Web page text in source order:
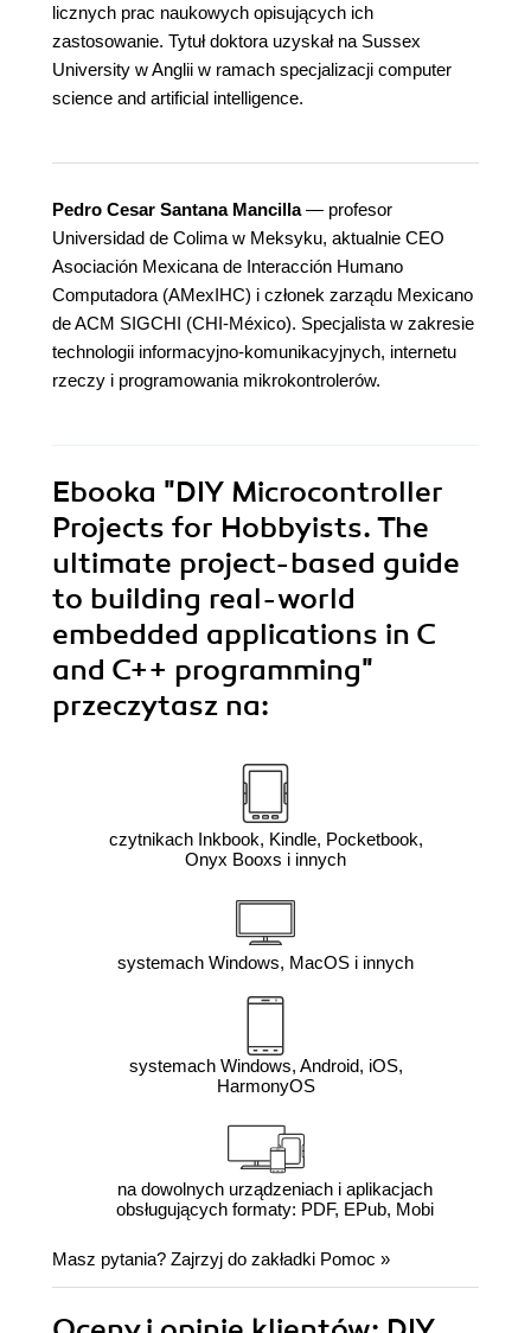
licznych prac naukowych opisujących ich
zastosowanie. Tytuł doktora uzyskał na Sussex
University w Anglii w ramach specjalizacji computer
science and artificial intelligence.
Pedro Cesar Santana Mancilla— profesor
Universidad de Colima w Meksyku, aktualnie CEO
Asociación Mexicana de Interacción Humano
Computadora (AMexIHC) i członek zarządu Mexicano
de ACM SIGCHI (CHI-México). Specjalista w zakresie
technologii informacyjno-komunikacyjnych, internetu
rzeczy i programowania mikrokontrolerów.
Ebooka "DIY Microcontroller
Projects for Hobbyists. The
ultimate project-based guide
to building real-world
embedded applications in C
and C++ programming"
przeczytasz na:
czytnikach Inkbook, Kindle, Pocketbook,
Onyx Booxs i innych
systemach Windows, MacOS i innych
systemach Windows, Android, iOS,
HarmonyOS
na dowolnych urządzeniach i aplikacjach
obsługujących formaty: PDF, EPub, Mobi
Masz pytania? Zajrzyj do zakładki Pomoc »